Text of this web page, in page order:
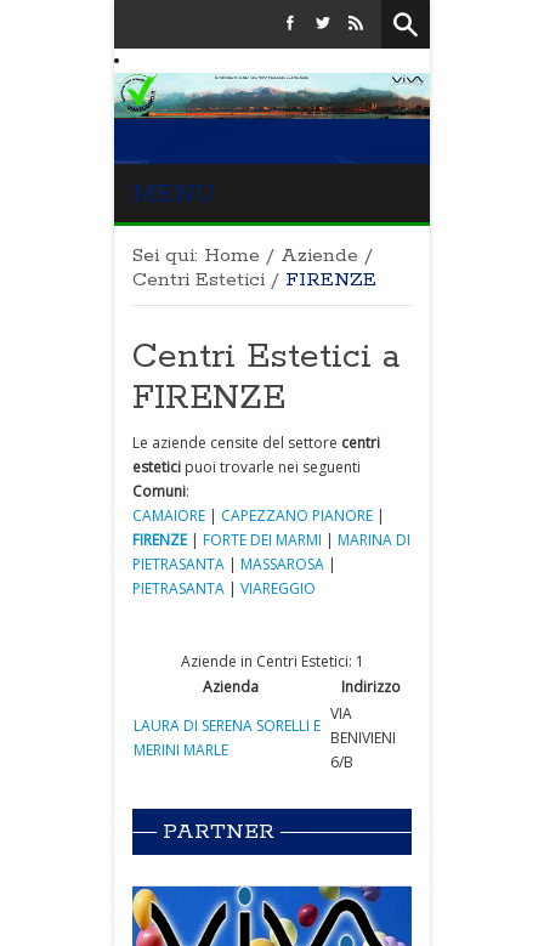
MENU
Sei qui: Home / Aziende /
Centri Estetici / FIRENZE
Centri Estetici a
FIRENZE
Le aziende censite del settore centri
estetici puoi trovarle nei seguenti
Comuni:
CAMAIORE | CAPEZZANO PIANORE |
FIRENZE| FORTE DEI MARMI | MARINA DI
PIETRASANTA | MASSAROSA |
PIETRASANTA | VIAREGGIO
Aziende in Centri Estetici: 1
Azienda
Indirizzo
LAURA DI SERENA SORELLI E
MERINI MARLE
VIA
BENIVIENI
6/B
PARTNER